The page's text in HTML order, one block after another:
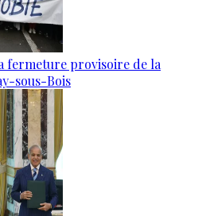
fermeture provisoire de la
sous-Bois